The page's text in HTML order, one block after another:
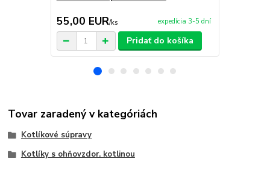
55,00 EUR/ks expedícia 3-5 dní
Pridať do košíka
Tovar zaradený v kategóriách
Kotlíkové súpravy
Kotlíky s ohňovzdor. kotlinou